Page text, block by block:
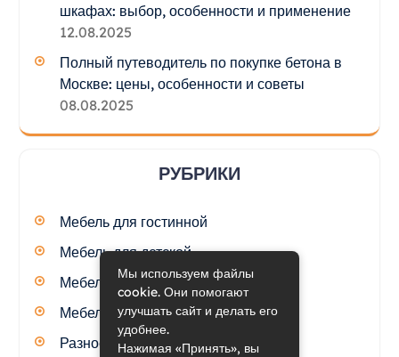
шкафах: выбор, особенности и применение
12.08.2025
Полный путеводитель по покупке бетона в
Москве: цены, особенности и советы
08.08.2025
РУБРИКИ
Мебель для гостинной
Мебель для детской
Мебель для кухни
Мебель для спальни
Разное
Мы используем файлы
cookie. Они помогают
улучшать сайт и делать его
удобнее.
Нажимая «Принять», вы